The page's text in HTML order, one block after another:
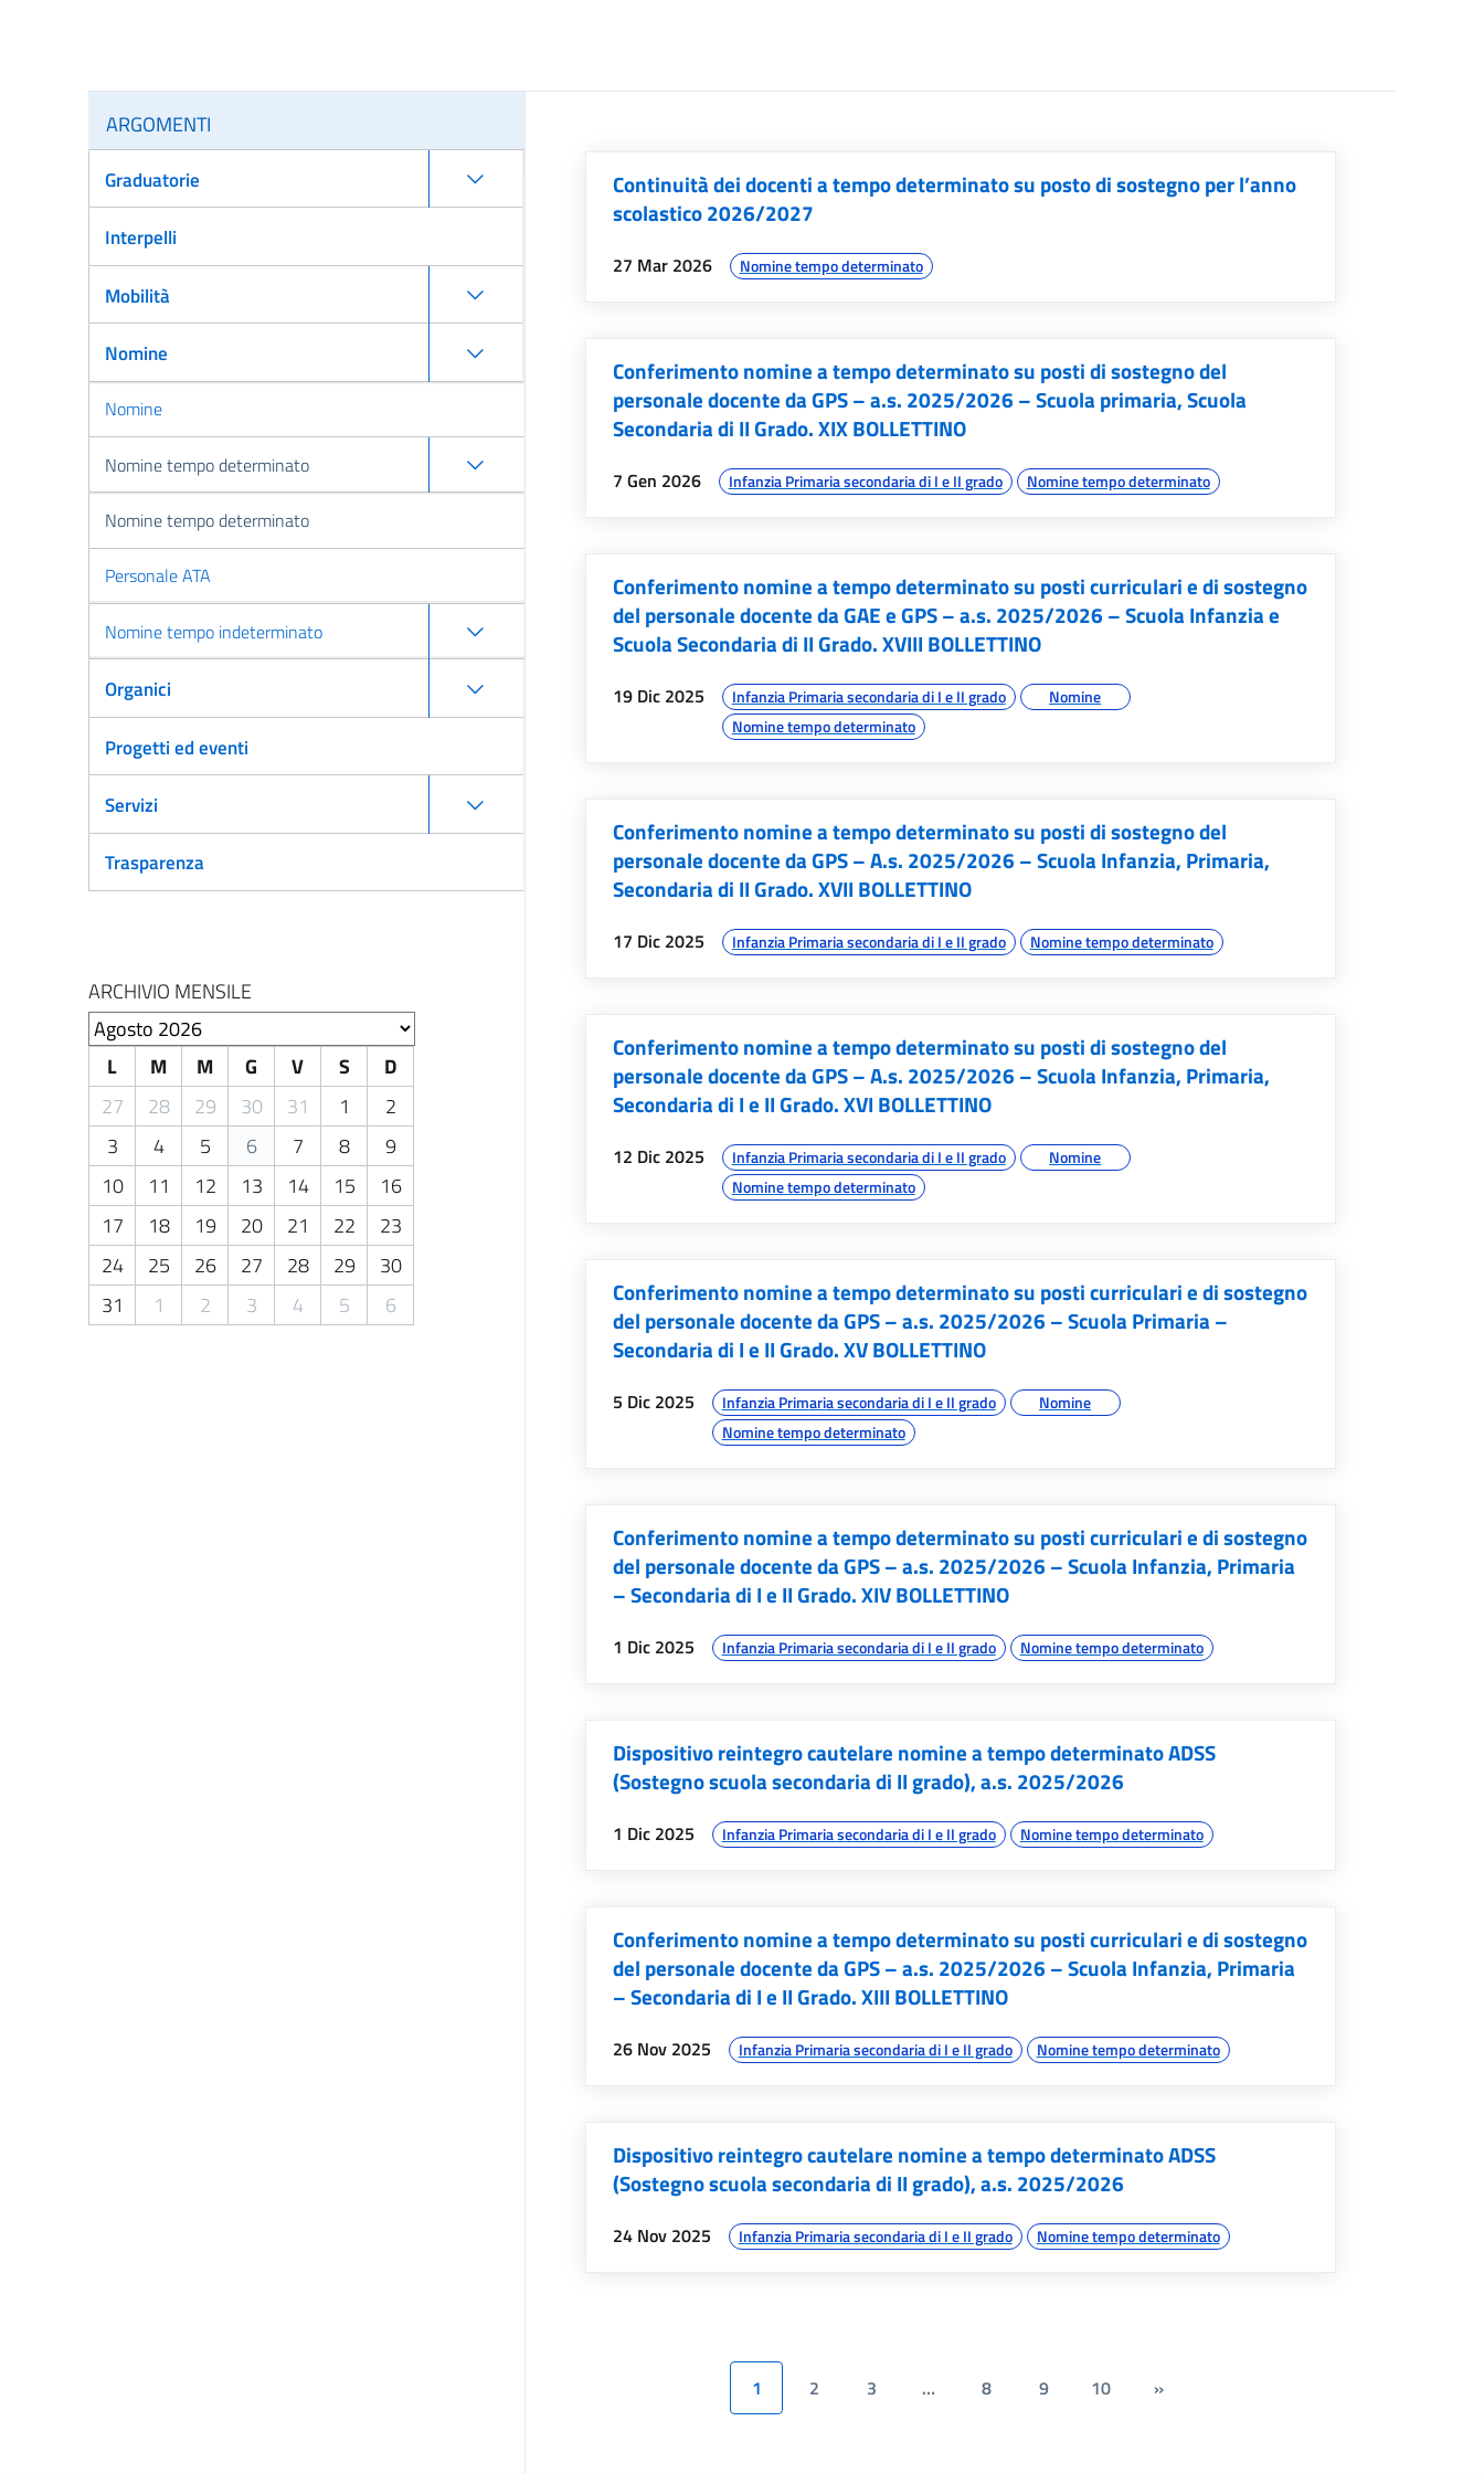
ARGOMENTI
Graduatorie
Interpelli
Mobilità
Nomine
Nomine
Nomine tempo determinato
Nomine tempo determinato
Personale ATA
Nomine tempo indeterminato
Organici
Progetti ed eventi
Servizi
Trasparenza
ARCHIVIO MENSILE
Seleziona il mese
L
M M G V S
D
27
28 29 30 31 1
2
3
4 5 6 7 8
9
10
11 12 13 14 15
16
17
18 19 20 21 22
23
24
25 26 27 28 29
30
31
1 2 3 4 5 6
Continuità dei docenti a tempo determinato su posto di sostegno per l’anno
scolastico 2026/2027
data:
27 Mar 2026 argomenti:
Nomine tempo determinato
Conferimento nomine a tempo determinato su posti di sostegno del
personale docente da GPS – a.s. 2025/2026 – Scuola primaria, Scuola
Secondaria di II Grado. XIX BOLLETTINO
data:
7 Gen 2026 argomenti:
Infanzia Primaria secondaria di I e II grado Nomine tempo determinato
Conferimento nomine a tempo determinato su posti curriculari e di sostegno
del personale docente da GAE e GPS – a.s. 2025/2026 – Scuola Infanzia e
Scuola Secondaria di II Grado. XVIII BOLLETTINO
data:
19 Dic 2025 argomenti:
Infanzia Primaria secondaria di I e II grado
Nomine
Nomine tempo determinato
Conferimento nomine a tempo determinato su posti di sostegno del
personale docente da GPS – A.s. 2025/2026 – Scuola Infanzia, Primaria,
Secondaria di II Grado. XVII BOLLETTINO
data:
17 Dic 2025 argomenti:
Infanzia Primaria secondaria di I e II grado Nomine tempo determinato
Conferimento nomine a tempo determinato su posti di sostegno del
personale docente da GPS – A.s. 2025/2026 – Scuola Infanzia, Primaria,
Secondaria di I e II Grado. XVI BOLLETTINO
data:
12 Dic 2025 argomenti:
Infanzia Primaria secondaria di I e II grado
Nomine
Nomine tempo determinato
Conferimento nomine a tempo determinato su posti curriculari e di sostegno
del personale docente da GPS – a.s. 2025/2026 – Scuola Primaria –
Secondaria di I e II Grado. XV BOLLETTINO
data:
5 Dic 2025 argomenti:
Infanzia Primaria secondaria di I e II grado
Nomine
Nomine tempo determinato
Conferimento nomine a tempo determinato su posti curriculari e di sostegno
del personale docente da GPS – a.s. 2025/2026 – Scuola Infanzia, Primaria
– Secondaria di I e II Grado. XIV BOLLETTINO
data:
1 Dic 2025 argomenti:
Infanzia Primaria secondaria di I e II grado Nomine tempo determinato
Dispositivo reintegro cautelare nomine a tempo determinato ADSS
(Sostegno scuola secondaria di II grado), a.s. 2025/2026
data:
1 Dic 2025 argomenti:
Infanzia Primaria secondaria di I e II grado Nomine tempo determinato
Conferimento nomine a tempo determinato su posti curriculari e di sostegno
del personale docente da GPS – a.s. 2025/2026 – Scuola Infanzia, Primaria
– Secondaria di I e II Grado. XIII BOLLETTINO
data:
26 Nov 2025 argomenti:
Infanzia Primaria secondaria di I e II grado Nomine tempo determinato
Dispositivo reintegro cautelare nomine a tempo determinato ADSS
(Sostegno scuola secondaria di II grado), a.s. 2025/2026
data:
24 Nov 2025 argomenti:
Infanzia Primaria secondaria di I e II grado Nomine tempo determinato
1 2 3 … 8 9 10 »